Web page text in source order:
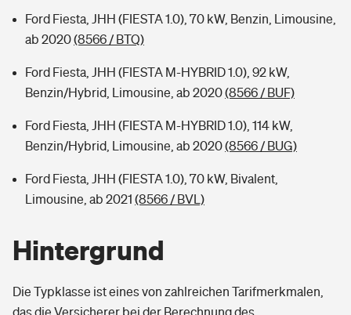
Ford Fiesta, JHH (FIESTA 1.0), 70 kW, Benzin, Limousine,
ab 2020(8566 / BTQ)
Ford Fiesta, JHH (FIESTA M-HYBRID 1.0), 92 kW,
Benzin/Hybrid, Limousine, ab 2020(8566 / BUF)
Ford Fiesta, JHH (FIESTA M-HYBRID 1.0), 114 kW,
Benzin/Hybrid, Limousine, ab 2020(8566 / BUG)
Ford Fiesta, JHH (FIESTA 1.0), 70 kW, Bivalent,
Limousine, ab 2021 (8566 / BVL)
Hintergrund
Die Typklasse ist eines von zahlreichen Tarifmerkmalen,
das die Versicherer bei der Berechnung des